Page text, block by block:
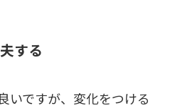
する
いですが、変化をつける